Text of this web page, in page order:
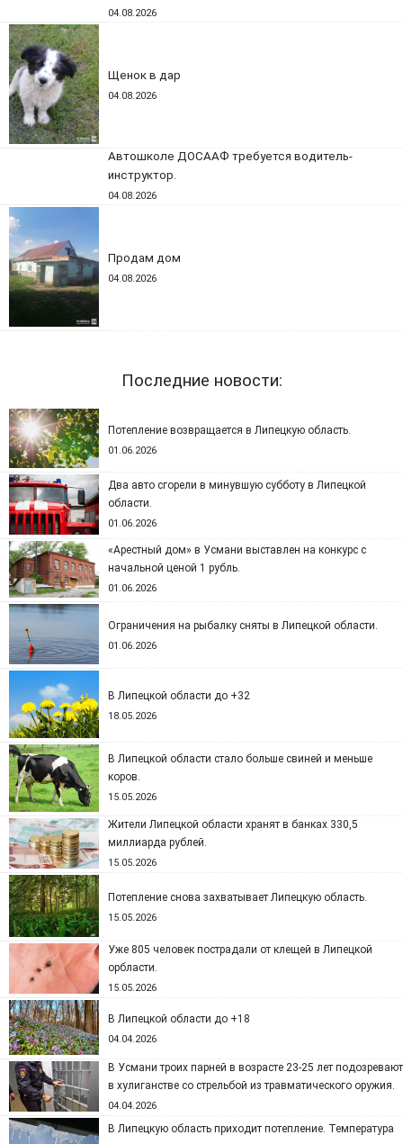
04.08.2026
Щенок в дар
04.08.2026
Автошколе ДОСААФ требуется водитель-
инструктор.
04.08.2026
Продам дом
04.08.2026
Последние новости:
Потепление возвращается в Липецкую область.
01.06.2026
Два авто сгорели в минувшую субботу в Липецкой
области.
01.06.2026
«Арестный дом» в Усмани выставлен на конкурс с
начальной ценой 1 рубль.
01.06.2026
Ограничения на рыбалку сняты в Липецкой области.
01.06.2026
В Липецкой области до +32
18.05.2026
В Липецкой области стало больше свиней и меньше
коров.
15.05.2026
Жители Липецкой области хранят в банках 330,5
миллиарда рублей.
15.05.2026
Потепление снова захватывает Липецкую область.
15.05.2026
Уже 805 человек пострадали от клещей в Липецкой
орбласти.
15.05.2026
В Липецкой области до +18
04.04.2026
В Усмани троих парней в возрасте 23-25 лет подозревают
в хулиганстве со стрельбой из травматического оружия.
04.04.2026
В Липецкую область приходит потепление. Температура